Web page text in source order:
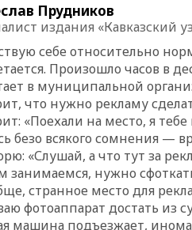
Прудников
издания «Кавказский
себе относительно
Произошло часов в
в муниципальной
что нужно рекламу
«Поехали на место, я
безо всякого сомнения —
«Слушай, а что тут за
занимаемся, нужно
странное место для
фотоаппарат достать из
машина подъезжает,